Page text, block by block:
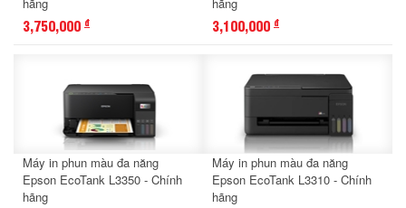
3,750,000 đ 3,100,000 đ
Máy in phun màu đa năng
Epson EcoTank L3350 - Chính
hãng
Máy in phun màu đa năng
Epson EcoTank L3310 - Chính
hãng